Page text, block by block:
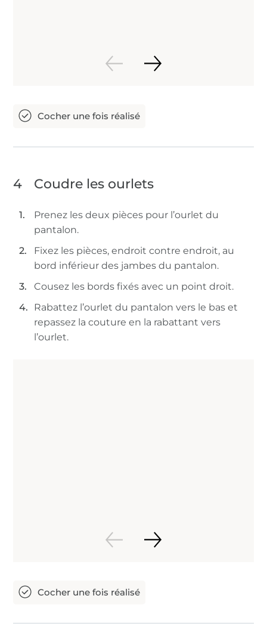
4 Coudre les ourlets
Prenez les deux pièces pour l’ourlet du
pantalon.
Fixez les pièces, endroit contre endroit, au
bord inférieur des jambes du pantalon.
Cousez les bords fixés avec un point droit.
Rabattez l’ourlet du pantalon vers le bas et
repassez la couture en la rabattant vers
l’ourlet.